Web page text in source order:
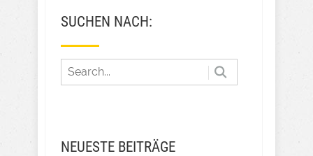
SUCHEN NACH:
NEUESTE BEITRÄGE